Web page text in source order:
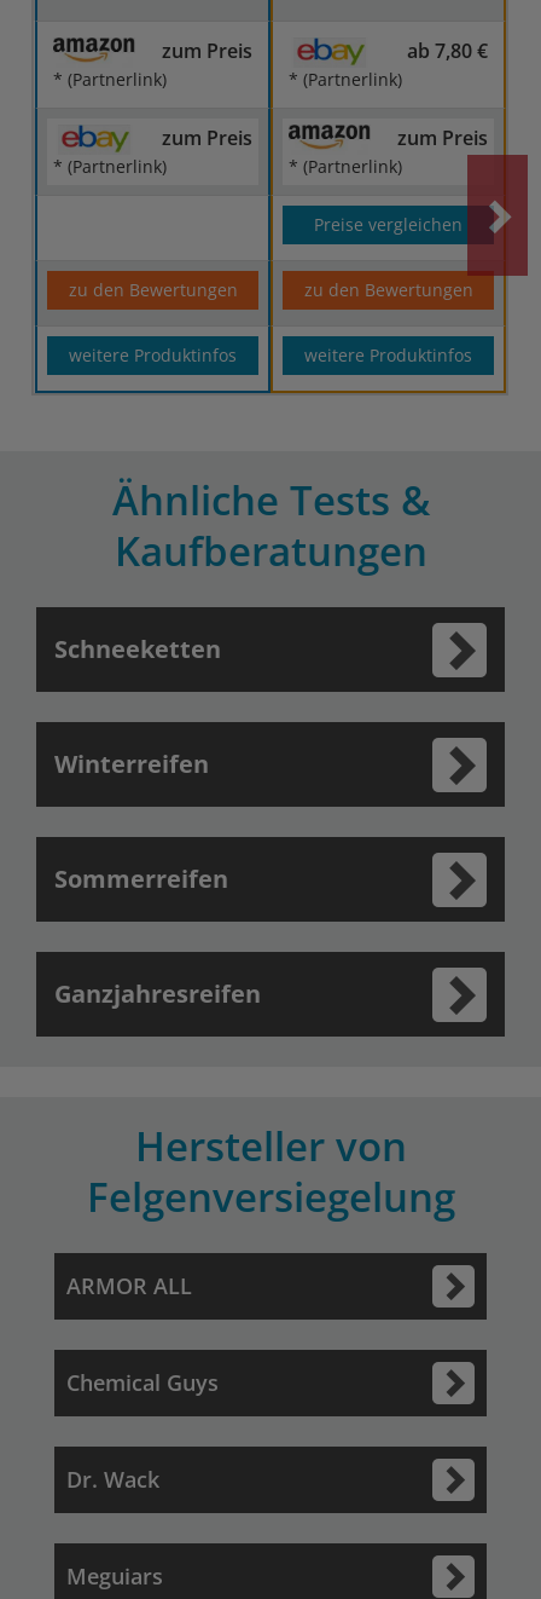
zum Preis
* (Partnerlink)
ab 7,80 €
* (Partnerlink)
zum Preis
* (Partnerlink)
zum Preis
* (Partnerlink)
Preise vergleichen
zu den Bewertungen zu den Bewertungen
weitere Produktinfos weitere Produktinfos
Ähnliche Tests &
Kaufberatungen
Schneeketten
Winterreifen
Sommerreifen
Ganzjahresreifen
Hersteller von
Felgenversiegelung
ARMOR ALL
Chemical Guys
Dr. Wack
Meguiars